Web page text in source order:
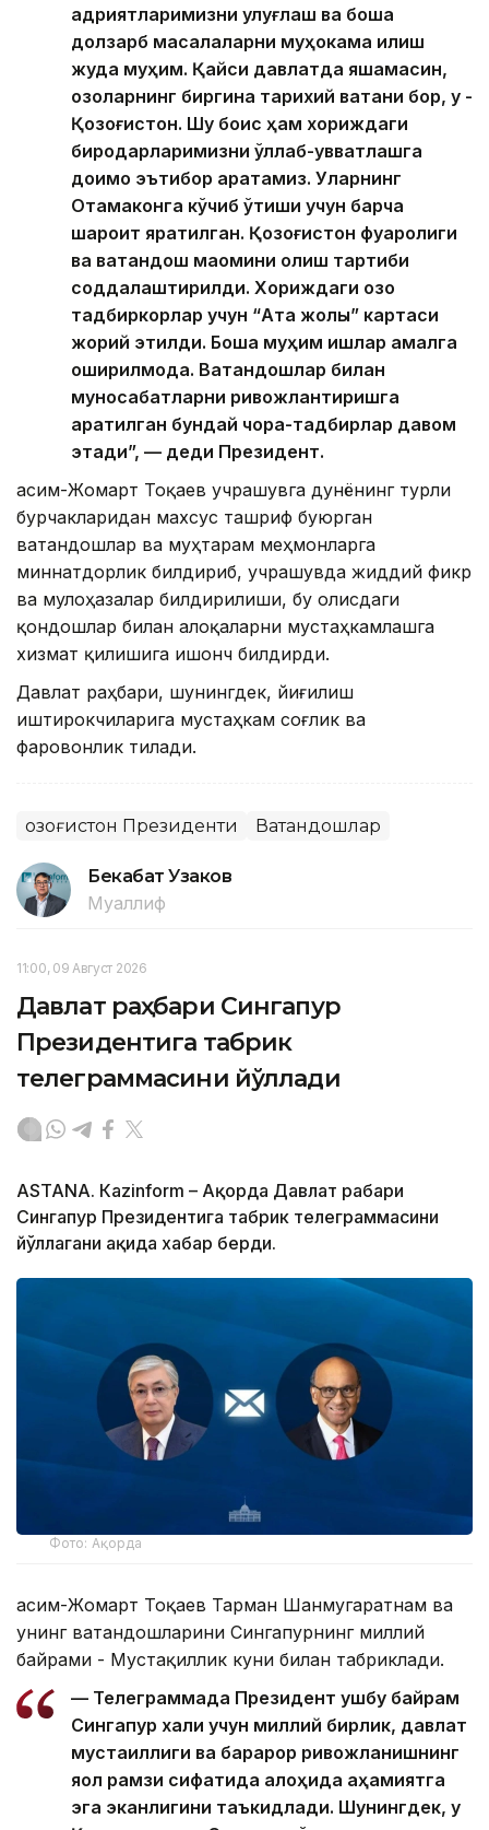
қадриятларимизни улуғлаш ва бошқа
долзарб масалаларни муҳокама қилиш
жуда муҳим. Қайси давлатда яшамасин,
қозоқларнинг биргина тарихий ватани бор, у -
Қозоғистон. Шу боис ҳам хориждаги
биродарларимизни қўллаб-қувватлашга
доимо эътибор қаратамиз. Уларнинг
Отамаконга кўчиб ўтиши учун барча
шароит яратилган. Қозоғистон фуқаролиги
ва ватандош мақомини олиш тартиби
соддалаштирилди. Хориждаги қозоқ
тадбиркорлар учун “Ата жолы” картаси
жорий этилди. Бошқа муҳим ишлар амалга
оширилмоқда. Ватандошлар билан
муносабатларни ривожлантиришга
қаратилган бундай чора-тадбирлар давом
этади”, — деди Президент.
Қасим-Жомарт Тоқаев учрашувга дунёнинг турли
бурчакларидан махсус ташриф буюрган
ватандошлар ва муҳтарам меҳмонларга
миннатдорлик билдириб, учрашувда жиддий фикр
ва мулоҳазалар билдирилиши, бу олисдаги
қондошлар билан алоқаларни мустаҳкамлашга
хизмат қилишига ишонч билдирди.
Давлат раҳбари, шунингдек, йиғилиш
иштирокчиларига мустаҳкам соғлик ва
фаровонлик тилади.
Қозоғистон Президенти Ватандошлар
Бекабат Узаков
Муаллиф
11:00, 09 Август 2026
Давлат раҳбари Сингапур
Президентига табрик
телеграммасини йўллади
ASTANА. Кazinform – Ақорда Давлат раҳбари
Сингапур Президентига табрик телеграммасини
йўллагани ҳақида хабар берди.
Фото: Ақорда
Қасим-Жомарт Тоқаев Тарман Шанмугаратнам ва
унинг ватандошларини Сингапурнинг миллий
байрами - Мустақиллик куни билан табриклади.
— Телеграммада Президент ушбу байрам
Сингапур халқи учун миллий бирлик, давлат
мустақиллиги ва барқарор ривожланишнинг
яққол рамзи сифатида алоҳида аҳамиятга
эга эканлигини таъкидлади. Шунингдек, у